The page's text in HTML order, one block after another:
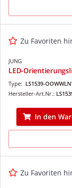
Zu Favoriten
JUNG
LED-
Type: LS1539-
Hersteller-Art.Nr.:
In den
Zu Favoriten